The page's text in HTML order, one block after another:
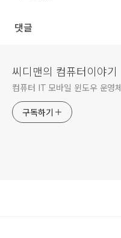
댓글
씨디맨의 컴퓨터이야기
컴퓨터 IT 모바일 윈도우 운영
구독하기